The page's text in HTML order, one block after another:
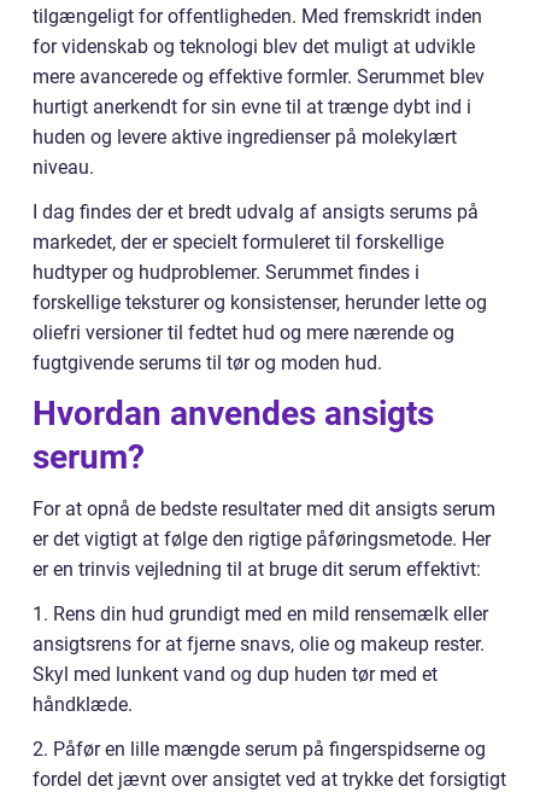
tilgængeligt for offentligheden. Med fremskridt inden
for videnskab og teknologi blev det muligt at udvikle
mere avancerede og effektive formler. Serummet blev
hurtigt anerkendt for sin evne til at trænge dybt ind i
huden og levere aktive ingredienser på molekylært
niveau.
I dag findes der et bredt udvalg af ansigts serums på
markedet, der er specielt formuleret til forskellige
hudtyper og hudproblemer. Serummet findes i
forskellige teksturer og konsistenser, herunder lette og
oliefri versioner til fedtet hud og mere nærende og
fugtgivende serums til tør og moden hud.
Hvordan anvendes ansigts
serum?
For at opnå de bedste resultater med dit ansigts serum
er det vigtigt at følge den rigtige påføringsmetode. Her
er en trinvis vejledning til at bruge dit serum effektivt:
1. Rens din hud grundigt med en mild rensemælk eller
ansigtsrens for at fjerne snavs, olie og makeup rester.
Skyl med lunkent vand og dup huden tør med et
håndklæde.
2. Påfør en lille mængde serum på fingerspidserne og
fordel det jævnt over ansigtet ved at trykke det forsigtigt